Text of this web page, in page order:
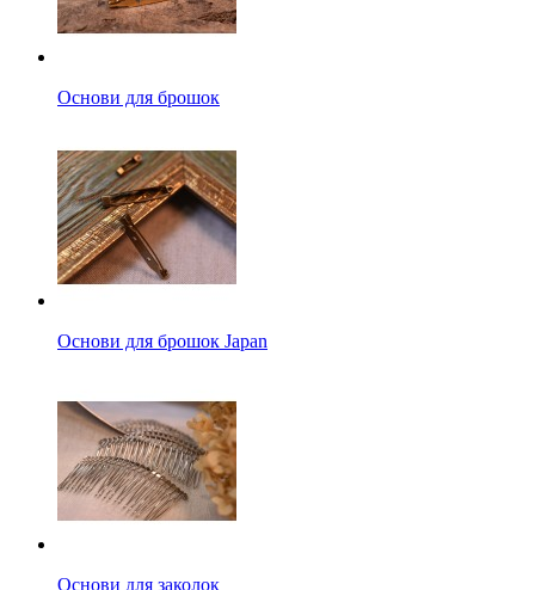
Основи для брошок
Основи для брошок Japan
Основи для заколок